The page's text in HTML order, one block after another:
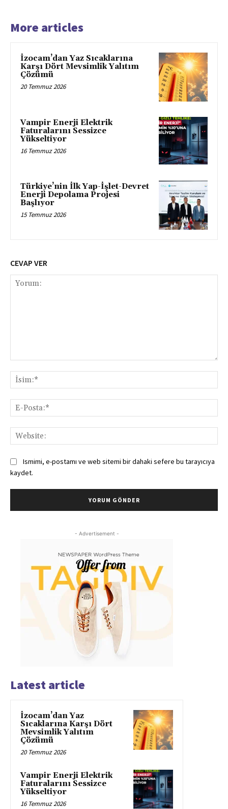
More articles
İzocam’dan Yaz Sıcaklarına
Karşı Dört Mevsimlik Yalıtım
Çözümü
20 Temmuz 2026
Vampir Enerji Elektrik
Faturalarını Sessizce
Yükseltiyor
16 Temmuz 2026
Türkiye’nin İlk Yap-İşlet-Devret
Enerji Depolama Projesi
Başlıyor
15 Temmuz 2026
CEVAP VER
Ismimi, e-postamı ve web sitemi bir dahaki sefere bu tarayıcıya
kaydet.
- Advertisement -
Latest article
İzocam’dan Yaz
Sıcaklarına Karşı Dört
Mevsimlik Yalıtım
Çözümü
20 Temmuz 2026
Vampir Enerji Elektrik
Faturalarını Sessizce
Yükseltiyor
16 Temmuz 2026